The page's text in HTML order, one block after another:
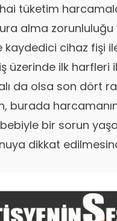
tüketim
alma zorunluluğu
kaydedici cihaz fişi
üzerinde ilk harfleri
da olsa son dört
burada
bir sorun
dikkat